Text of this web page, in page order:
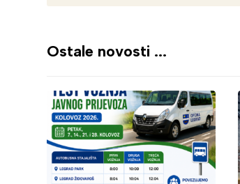
Ostale novosti ...